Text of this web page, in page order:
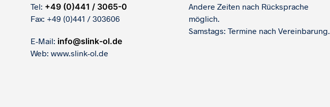
Tel: +49 (0)441 / 3065-0
Fax: +49 (0)441 / 303606
E-Mail: info@slink-ol.de
Web: www.slink-ol.de
Andere Zeiten nach Rücksprache
möglich.
Samstags: Termine nach Vereinbarung.